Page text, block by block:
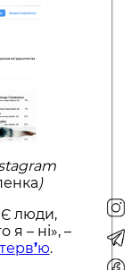
)
Є люди,
я – ні», –
’ю.